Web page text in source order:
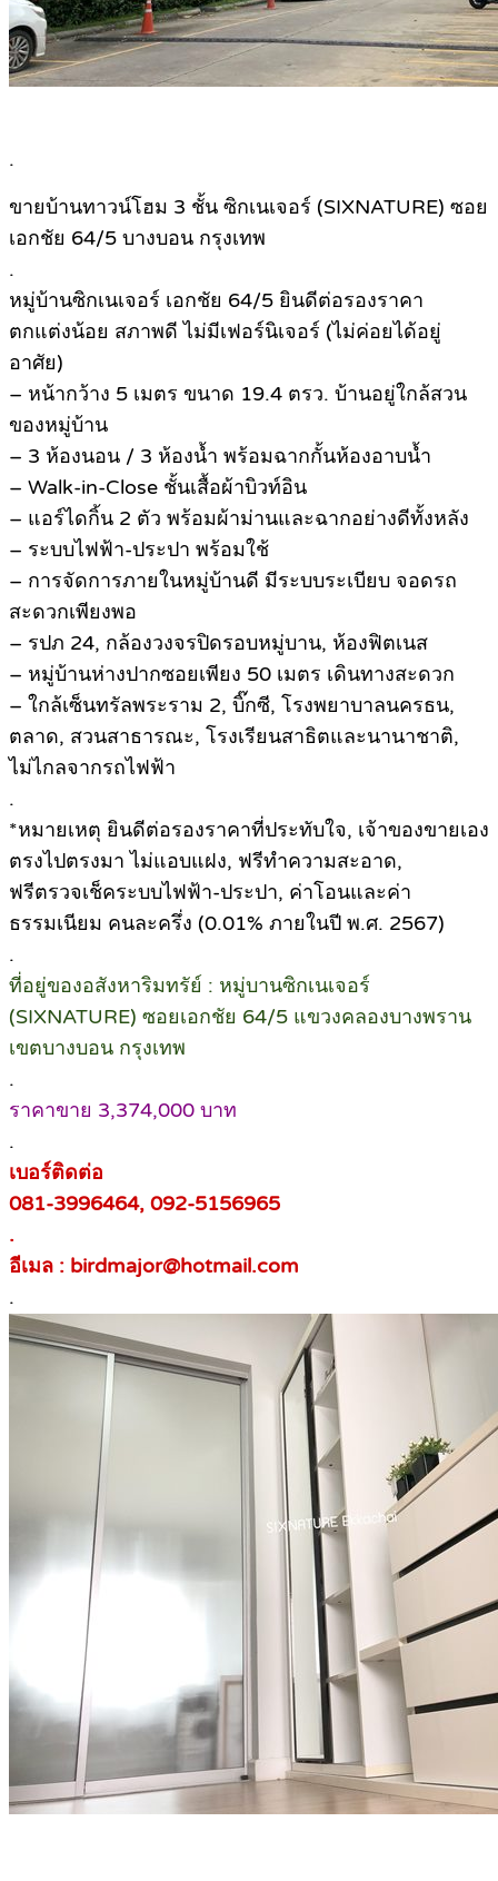
.
ขายบ้านทาวน์โฮม 3 ชั้น ซิกเนเจอร์ (SIXNATURE) ซอย
เอกชัย 64/5 บางบอน กรุงเทพ
.
หมู่บ้านซิกเนเจอร์ เอกชัย 64/5 ยินดีต่อรองราคา
ตกแต่งน้อย สภาพดี ไม่มีเฟอร์นิเจอร์ (ไม่ค่อยได้อยู่
อาศัย)
– หน้ากว้าง 5 เมตร ขนาด 19.4 ตรว. บ้านอยู่ใกล้สวน
ของหมู่บ้าน
– 3 ห้องนอน / 3 ห้องน้ำ พร้อมฉากกั้นห้องอาบน้ำ
– Walk-in-Close ชั้นเสื้อผ้าบิวท์อิน
– แอร์ไดกิ้น 2 ตัว พร้อมผ้าม่านและฉากอย่างดีทั้งหลัง
– ระบบไฟฟ้า-ประปา พร้อมใช้
– การจัดการภายในหมู่บ้านดี มีระบบระเบียบ จอดรถ
สะดวกเพียงพอ
– รปภ 24, กล้องวงจรปิดรอบหมู่บาน, ห้องฟิตเนส
– หมู่บ้านห่างปากซอยเพียง 50 เมตร เดินทางสะดวก
– ใกล้เซ็นทรัลพระราม 2, บิ๊กซี, โรงพยาบาลนครธน,
ตลาด, สวนสาธารณะ, โรงเรียนสาธิตและนานาชาติ,
ไม่ไกลจากรถไฟฟ้า
.
*หมายเหตุ ยินดีต่อรองราคาที่ประทับใจ, เจ้าของขายเอง
ตรงไปตรงมา ไม่แอบแฝง, ฟรีทำความสะอาด,
ฟรีตรวจเช็คระบบไฟฟ้า-ประปา, ค่าโอนและค่า
ธรรมเนียม คนละครึ่ง (0.01% ภายในปี พ.ศ. 2567)
.
ที่อยู่ของอสังหาริมทรัย์ : หมู่บานซิกเนเจอร์
(SIXNATURE) ซอยเอกชัย 64/5 แขวงคลองบางพราน
เขตบางบอน กรุงเทพ
.
ราคาขาย 3,374,000 บาท
.
เบอร์ติดต่อ
081-3996464, 092-5156965
.
อีเมล : birdmajor@hotmail.com
.